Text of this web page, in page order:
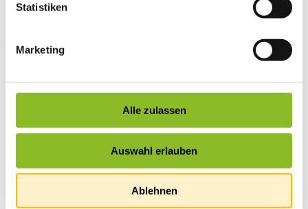
Statistiken
Marketing
Alle zulassen
Auswahl erlauben
Ablehnen
News
Öffentliche Sitzung